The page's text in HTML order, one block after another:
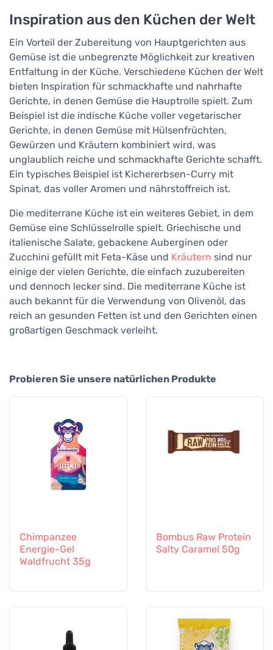
Inspiration aus den Küchen der Welt
Ein Vorteil der Zubereitung von Hauptgerichten aus
Gemüse ist die unbegrenzte Möglichkeit zur kreativen
Entfaltung in der Küche. Verschiedene Küchen der Welt
bieten Inspiration für schmackhafte und nahrhafte
Gerichte, in denen Gemüse die Hauptrolle spielt. Zum
Beispiel ist die indische Küche voller vegetarischer
Gerichte, in denen Gemüse mit Hülsenfrüchten,
Gewürzen und Kräutern kombiniert wird, was
unglaublich reiche und schmackhafte Gerichte schafft.
Ein typisches Beispiel ist Kichererbsen-Curry mit
Spinat, das voller Aromen und nährstoffreich ist.
Die mediterrane Küche ist ein weiteres Gebiet, in dem
Gemüse eine Schlüsselrolle spielt. Griechische und
italienische Salate, gebackene Auberginen oder
Zucchini gefüllt mit Feta-Käse und Kräutern sind nur
einige der vielen Gerichte, die einfach zuzubereiten
und dennoch lecker sind. Die mediterrane Küche ist
auch bekannt für die Verwendung von Olivenöl, das
reich an gesunden Fetten ist und den Gerichten einen
großartigen Geschmack verleiht.
Probieren Sie unsere natürlichen Produkte
Chimpanzee
Energie-Gel
Waldfrucht 35g
Bombus Raw Protein
Salty Caramel 50g